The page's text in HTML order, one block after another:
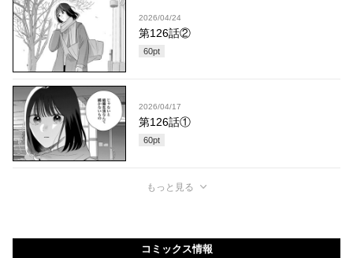
2026/04/24
第126話②
60pt
2026/04/17
第126話①
60pt
もっと見る
コミックス情報